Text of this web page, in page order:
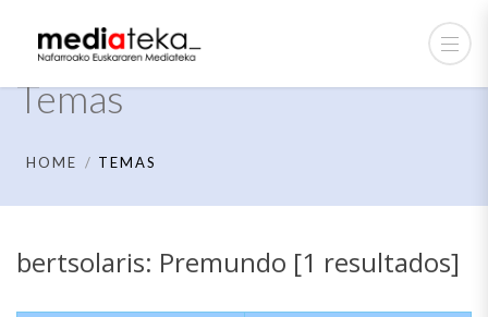
Temas
HOME TEMAS
bertsolaris: Premundo [1 resultados]